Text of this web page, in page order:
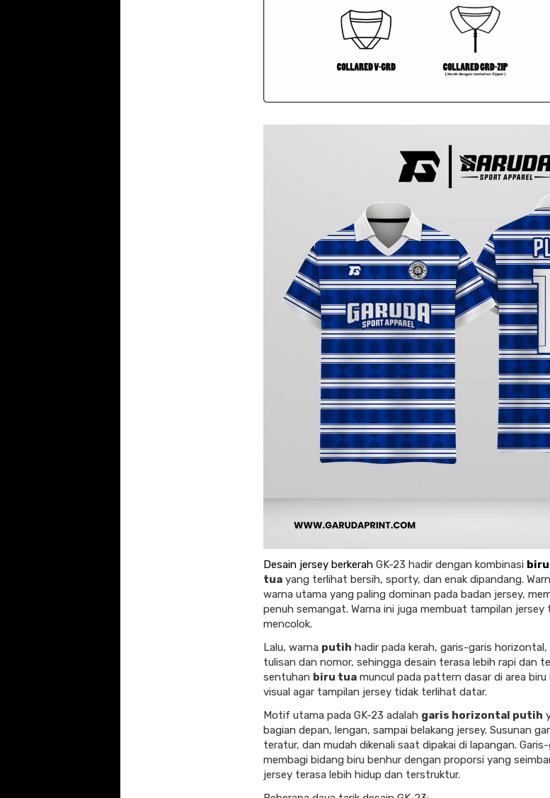
Desain jersey berkerah GK-23 hadir dengan kombinasi biru
tua yang terlihat bersih, sporty, dan enak dipandang.
warna utama yang paling dominan pada badan jersey,
penuh semangat. Warna ini juga membuat tampilan
mencolok.
Lalu, warna putih hadir pada kerah, garis-garis
tulisan dan nomor, sehingga desain terasa lebih rapi dan
sentuhan biru tua muncul pada pattern dasar di area biru
visual agar tampilan jersey tidak terlihat datar.
Motif utama pada GK-23 adalah garis horizontal putih
bagian depan, lengan, sampai belakang jersey. Susunan
teratur, dan mudah dikenali saat dipakai di lapangan.
membagi bidang biru benhur dengan proporsi yang
jersey terasa lebih hidup dan terstruktur.